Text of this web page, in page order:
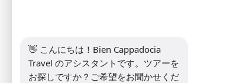
Eメール: info@biencappadocia.com
👋 こんにちは！Bien Cappadocia
Travel のアシスタントです。ツアーを
お探しですか？ご希望をお聞かせくだ